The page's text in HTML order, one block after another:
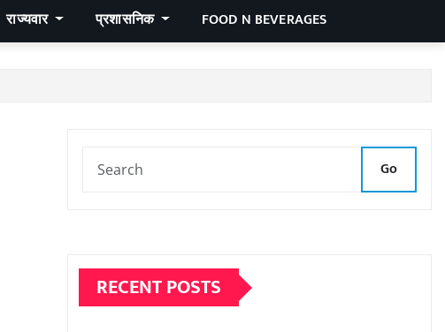
राज्यवार प्रशासनिक FOOD N BEVERAGES
Go
RECENT POSTS